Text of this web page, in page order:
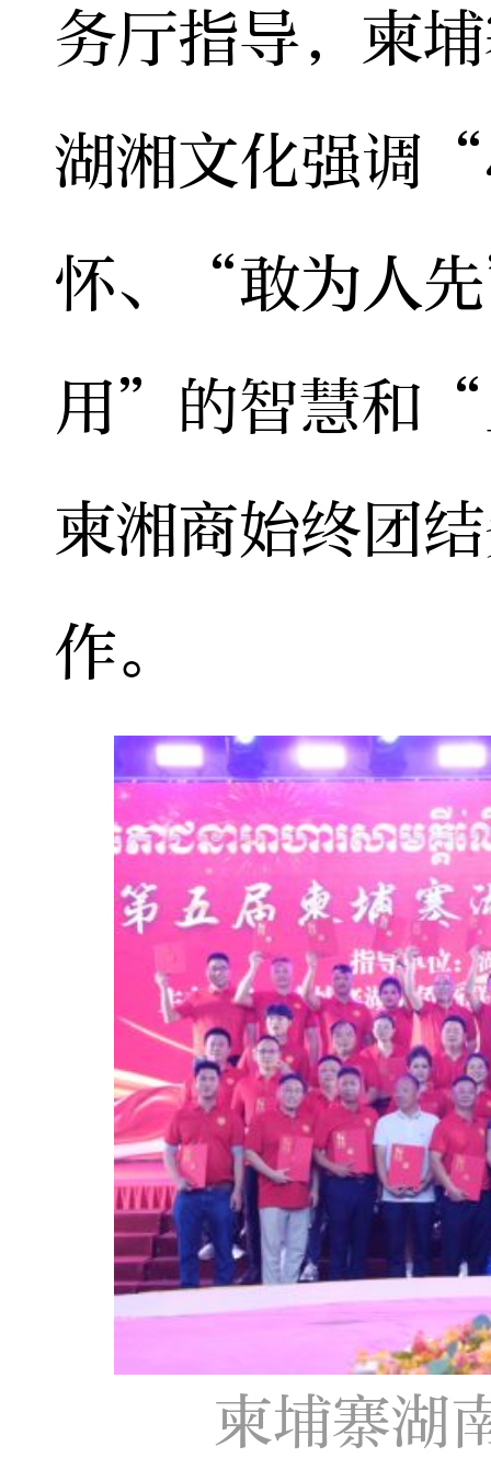
务厅指导，柬
湖湘文化强调
怀、“敢为人
用”的智慧和“
柬湘商始终团
作。
柬埔寨湖